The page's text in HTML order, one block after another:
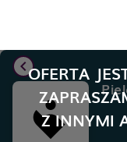
OFERTA
Z INNYMI
chevron_left